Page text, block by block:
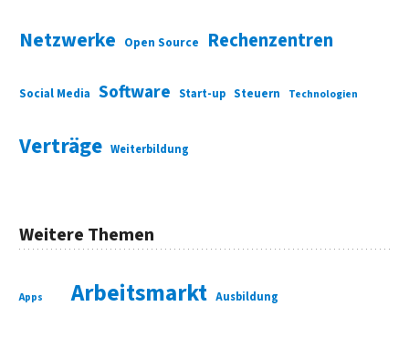
Netzwerke Open Source Rechenzentren
Social Media Software Start-up Steuern Technologien
Verträge Weiterbildung
Weitere Themen
Apps Arbeitsmarkt Ausbildung